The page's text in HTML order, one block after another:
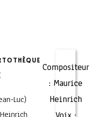
Luc)
Compositeur
: Maurice
Heinrich